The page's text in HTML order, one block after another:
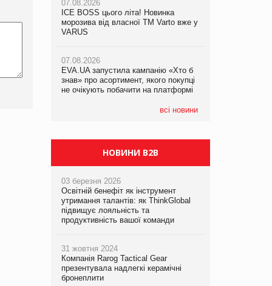
07.08.2026
ICE BOSS цього літа! Новинка
морозива від власної ТМ Varto вже у
VARUS
07.08.2026
EVA.UA запустила кампанію «Хто б
знав» про асортимент, якого покупці
не очікують побачити на платформі
всі новини
06.08.2026
Смачна новинка для хвостатих: у
VARUS з’явилися паучі Varto Paw
05.08.2026
Мережа супермаркетів VARUS купує
мережу магазинів формату
компанія налічуватиме 374 магазини
07.08.2026
Франція заборонила рекламні дзвінки
НОВИНИ B2B
03 березня 2026
Освітній бенефіт як інструмент
утримання талантів: як ThinkGlobal
підвищує лояльність та
продуктивність вашої команди
31 жовтня 2024
Компанія Rarog Tactical Gear
презентувала надлегкі керамічні
бронеплити